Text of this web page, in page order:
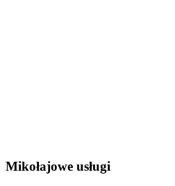
Mikołajowe usługi